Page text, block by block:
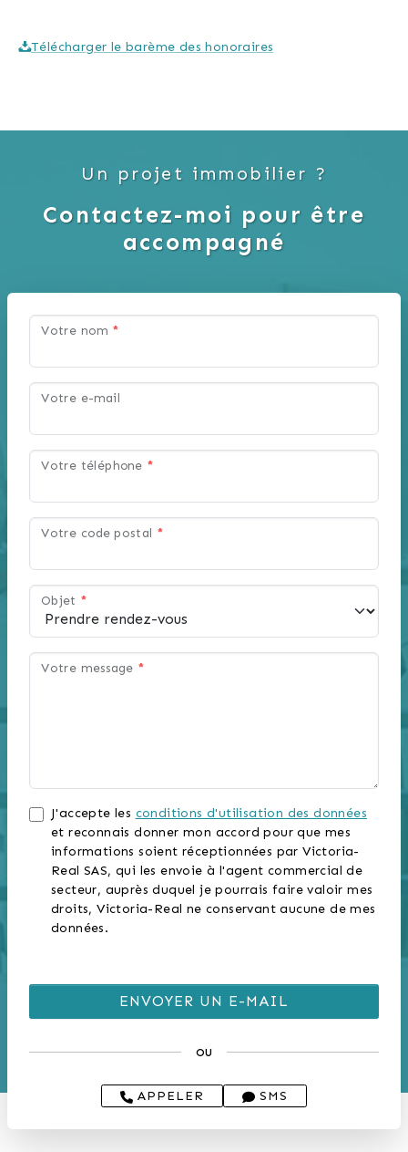
rendez-vous.
Télécharger le barème des honoraires
Un projet immobilier ?
Contactez-moi pour être
accompagné
Votre nom *
Votre e-mail
Votre téléphone *
Votre code postal *
Objet *
Votre message *
J'accepte les conditions d'utilisation des données
et reconnais donner mon accord pour que mes
informations soient réceptionnées par Victoria-
Real SAS, qui les envoie à l'agent commercial de
secteur, auprès duquel je pourrais faire valoir mes
droits, Victoria-Real ne conservant aucune de mes
données.
ou
APPELER SMS